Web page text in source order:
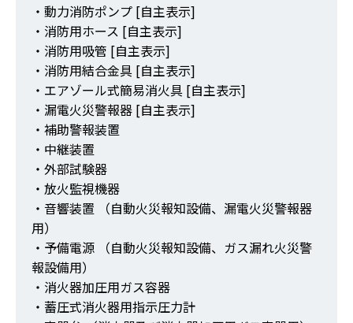
・動力消防ポンプ [自主表示]
・消防用ホース [自主表示]
・消防用吸管 [自主表示]
・消防用結合金具 [自主表示]
・エアゾール式簡易消火具 [自主表示]
・漏電火災警報器 [自主表示]
・補助警報装置
・中継装置
・外部試験器
・放火監視機器
・音響装置 （自動火災報知設備、漏電火災警報器
用）
・予備電源 （自動火災報知設備、ガス漏れ火災警
報設備用）
・消火器加圧用ガス容器
・蓄圧式消火器用指示圧力計